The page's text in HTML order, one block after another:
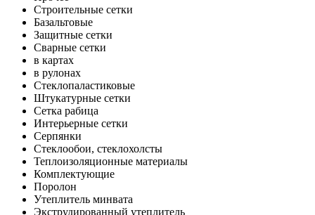
Строительные сетки
Базальтовые
Защитные сетки
Сварные сетки
в картах
в рулонах
Стеклопаластиковые
Штукатурные сетки
Сетка рабица
Интерьерные сетки
Серпянки
Стеклообои, стеклохолсты
Теплоизоляционные материалы
Комплектующие
Поролон
Утеплитель минвата
Экструдированный утеплитель